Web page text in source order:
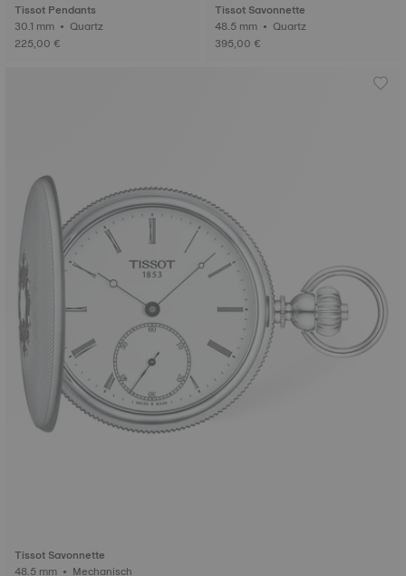
Tissot Pendants
30.1 mm • Quartz
225,00 €
Tissot Savonnette
48.5 mm • Quartz
395,00 €
Tissot Savonnette
48.5 mm • Mechanisch